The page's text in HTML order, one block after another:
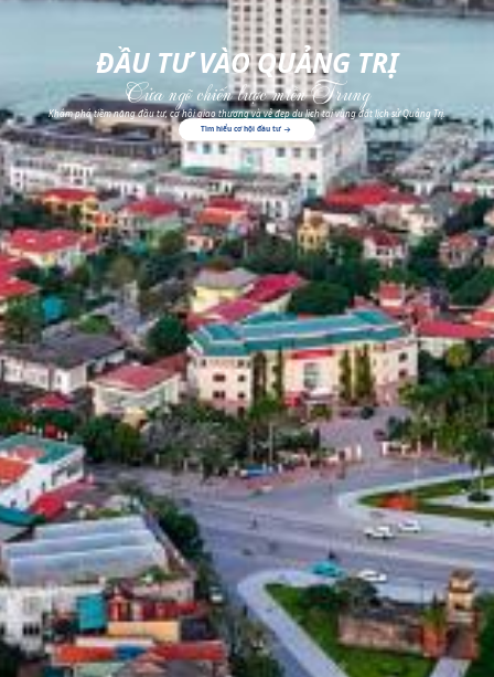
ĐẦU TƯ VÀO QUẢNG TRỊ
Cửa ngõ chiến lược miền Trung
Khám phá tiềm năng đầu tư, cơ hội giao thương và vẻ đẹp du lịch tại vùng đất lịch sử Quảng Trị.
Tìm hiểu cơ hội đầu tư